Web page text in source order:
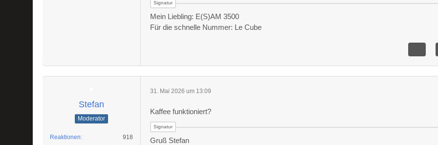
Mein Liebling: E(S)AM 3500
Für die schnelle Nummer: Le Cube
Stefan
Moderator
Reaktionen
918
31. Mai 2026 um 13:09
Kaffee funktioniert?
Gruß Stefan